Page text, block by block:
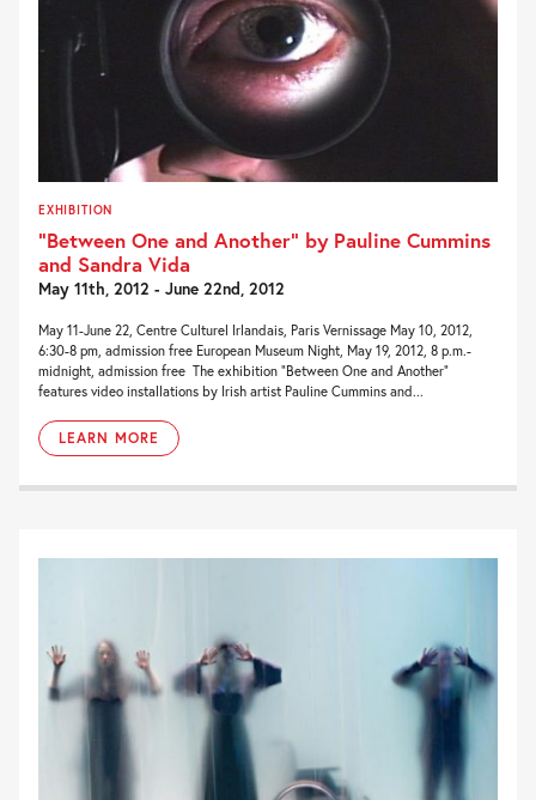
EXHIBITION
“Between One and Another” by Pauline Cummins
and Sandra Vida
May 11th, 2012 - June 22nd, 2012
May 11-June 22, Centre Culturel Irlandais, Paris Vernissage May 10, 2012,
6:30-8 pm, admission free European Museum Night, May 19, 2012, 8 p.m.-
midnight, admission free The exhibition “Between One and Another”
features video installations by Irish artist Pauline Cummins and...
LEARN MORE